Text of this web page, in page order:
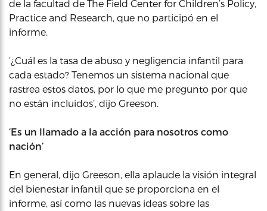
de la facultad de The Field Center for Children’s Policy,
Practice and Research, que no participó en el
informe.
‘¿Cuál es la tasa de abuso y negligencia infantil para
cada estado? Tenemos un sistema nacional que
rastrea estos datos, por lo que me pregunto por que
no están incluidos’, dijo Greeson.
‘Es un llamado a la acción para nosotros como
nación’
En general, dijo Greeson, ella aplaude la visión integral
del bienestar infantil que se proporciona en el
informe, así como las nuevas ideas sobre las